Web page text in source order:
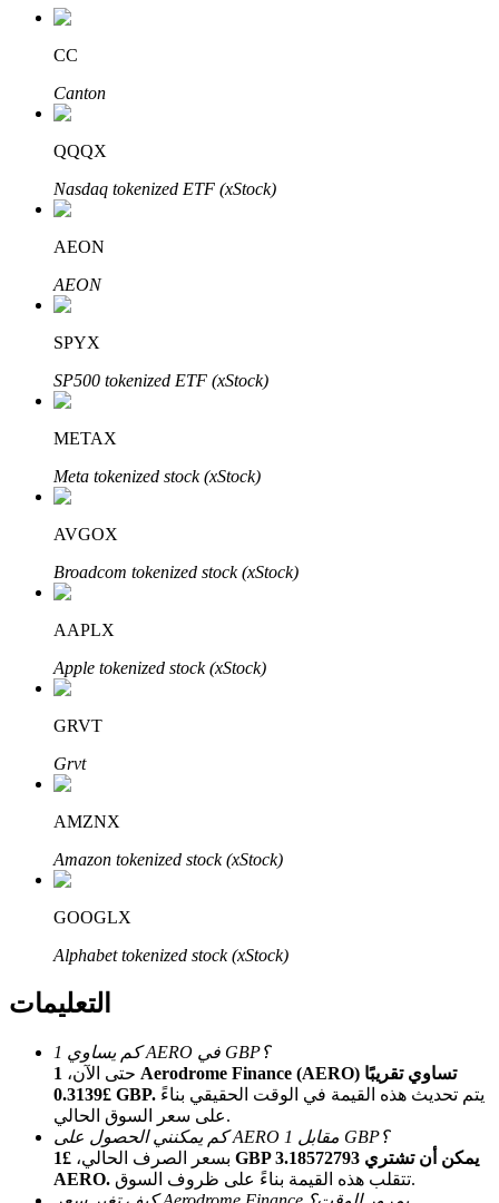
الاستثمار التلقائي
احصل على أرباح طويلة الأجل وفوائد مرنة
تعرف على كيفية كسب الدخل السلبي
Bitrue
شركاء بيترو
شركاء Bitrue
تصل العمولات إلى 65٪!
الإحالة
CC
Canton
QQQX
Nasdaq tokenized ETF (xStock)
AEON
AEON
SPYX
SP500 tokenized ETF (xStock)
METAX
Meta tokenized stock (xStock)
AVGOX
Broadcom tokenized stock (xStock)
AAPLX
Apple tokenized stock (xStock)
GRVT
Grvt
AMZNX
Amazon tokenized stock (xStock)
GOOGLX
Alphabet tokenized stock (xStock)
التعليمات
كم يساوي 1 AERO في GBP؟
حتى الآن، 1 Aerodrome Finance (AERO) تساوي تقريبًا
£0.3139 GBP.
على سعر السوق الحالي.
كم يمكنني الحصول على AERO مقابل 1 GBP؟
بسعر الصرف الحالي،
£1 GBP يمكن أن تشتري 3.18572793
AERO.
تتقلب هذه القيمة بناءً على ظروف السوق.